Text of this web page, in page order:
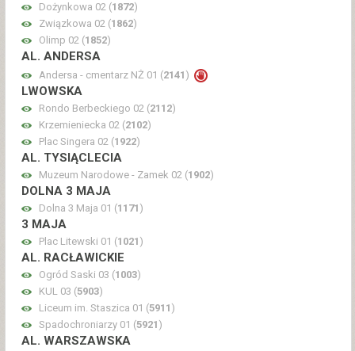
Dożynkowa 02 (1872)
Związkowa 02 (1862)
Olimp 02 (1852)
AL. ANDERSA
Andersa - cmentarz NŻ 01 (2141 )
LWOWSKA
Rondo Berbeckiego 02 (2112)
Krzemieniecka 02 (2102)
Plac Singera 02 (1922)
AL. TYSIĄCLECIA
Muzeum Narodowe - Zamek 02 (1902)
DOLNA 3 MAJA
Dolna 3 Maja 01 (1171 )
3 MAJA
Plac Litewski 01 (1021 )
AL. RACŁAWICKIE
Ogród Saski 03 (1003)
KUL 03 (5903)
Liceum im. Staszica 01 (5911 )
Spadochroniarzy 01 (5921 )
AL. WARSZAWSKA